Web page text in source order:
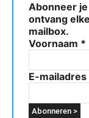
Abonneer
ontvang
mailbox.
Voornaam *
E-mailadres